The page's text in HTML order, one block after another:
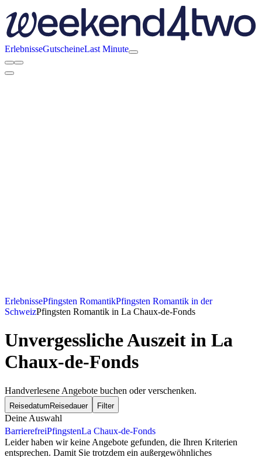
ErlebnisseGutscheineLast Minute
ErlebnissePfingsten RomantikPfingsten Romantik in der
SchweizPfingsten Romantik in La Chaux-de-Fonds
Unvergessliche Auszeit in La
Chaux-de-Fonds
Handverlesene Angebote buchen oder verschenken.
Reisedatum Reisedauer Filter
Deine Auswahl
BarrierefreiPfingstenLa Chaux-de-Fonds
Leider haben wir keine Angebote gefunden, die Ihren Kriterien
entsprechen. Damit Sie trotzdem ein außergewöhnliches